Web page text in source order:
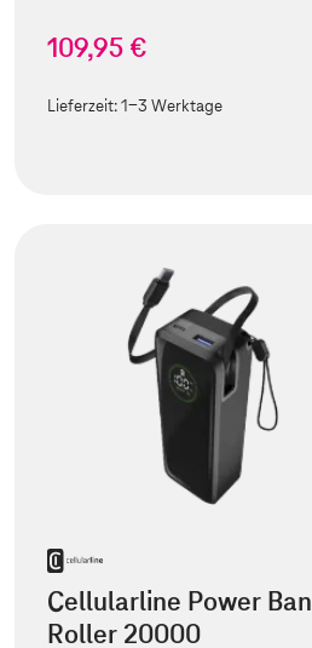
109,95 €
Lieferzeit:1-3 Werktage
Cellularline Power
Roller 20000